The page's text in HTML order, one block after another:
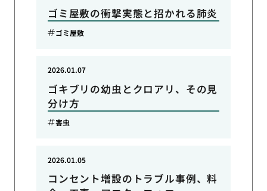
ゴミ屋敷の衝撃実態と招かれる肺炎
ゴミ屋敷
ゴキブリの幼虫とクロアリ、その見
分け方
2026.01.07
害虫
コンセント増設のトラブル事例、料
2026.01.05